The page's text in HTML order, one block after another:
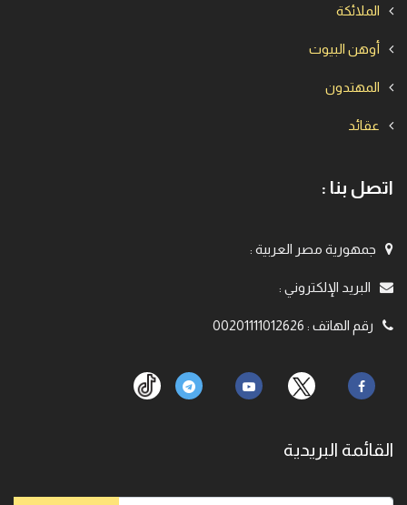
الملائكة
أوهن البيوت
المهتدون
عقائد
اتصل بنا :
جمهورية مصر العربية :
البريد الإلكتروني :
رقم الهاتف :
00201111012626
القائمة البريدية